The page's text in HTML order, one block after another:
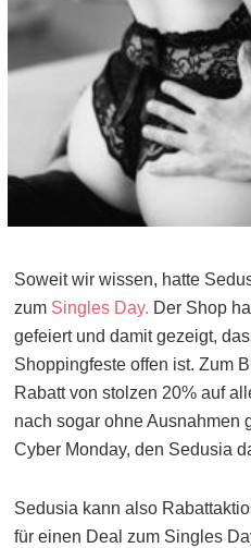
Soweit wir wissen, hatte
zum Singles Day. Der Shop
gefeiert und damit gezeigt,
Shoppingfeste offen ist. Zum
Rabatt von stolzen 20% auf
nach sogar ohne Ausnahmen
Cyber Monday, den Sedusia
Sedusia kann also
für einen Deal zum Singles